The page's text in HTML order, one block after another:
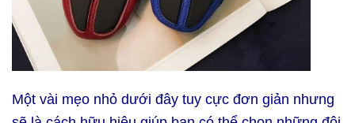
Một vài mẹo nhỏ dưới đây tuy cực đơn giản nhưng